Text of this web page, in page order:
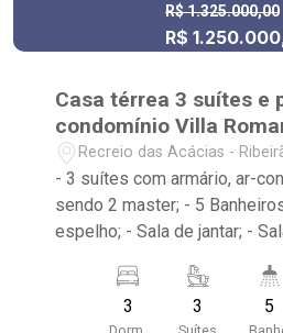
R$ 1.325.000,00
R$
Casa térrea 3 suítes e
condomínio Villa
Recreio das Acácias -
- 3 suítes com armário, ar-
sendo 2 master; - 5
espelho; - Sala de jantar; -
lateral; - Espaço gourmet
fechamento em vidro; -
3 3 5